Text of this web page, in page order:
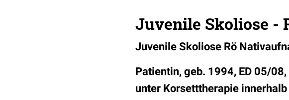
Juvenile Skoliose -
Juvenile Skoliose Rö
Patientin, geb. 1994, ED 05/
unter Korsetttherapie